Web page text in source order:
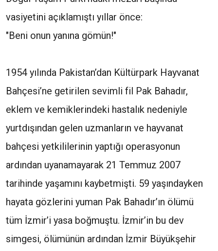
vasiyetini açıklamıştı yıllar önce:
"Beni onun yanına gömün!"
1954 yılında Pakistan’dan Kültürpark Hayvanat
Bahçesi’ne getirilen sevimli fil Pak Bahadır,
eklem ve kemiklerindeki hastalık nedeniyle
yurtdışından gelen uzmanların ve hayvanat
bahçesi yetkililerinin yaptığı operasyonun
ardından uyanamayarak 21 Temmuz 2007
tarihinde yaşamını kaybetmişti. 59 yaşındayken
hayata gözlerini yuman Pak Bahadır’ın ölümü
tüm İzmir’i yasa boğmuştu. İzmir’in bu dev
simgesi, ölümünün ardından İzmir Büyükşehir